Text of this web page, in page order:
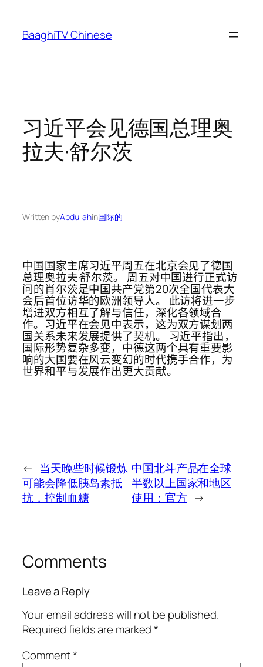
content
BaaghiTV Chinese
习近平会见德国总理奥
拉夫·舒尔茨
Written byAbdullahin国际的
中国国家主席习近平周五在北京会见了德国
总理奥拉夫·舒尔茨。 周五对中国进行正式访
问的肖尔茨是中国共产党第20次全国代表大
会后首位访华的欧洲领导人。 此访将进一步
增进双方相互了解与信任，深化各领域合
作。习近平在会见中表示，这为双方谋划两
国关系未来发展提供了契机。 习近平指出，
国际形势复杂多变，中德这两个具有重要影
响的大国要在风云变幻的时代携手合作，为
世界和平与发展作出更大贡献。
← 当天晚些时候锻炼
可能会降低胰岛素抵
抗，控制血糖
中国北斗产品在全球
半数以上国家和地区
使用：官方 →
Comments
Leave a Reply
Your email address will not be published.
Required fields are marked*
Comment*